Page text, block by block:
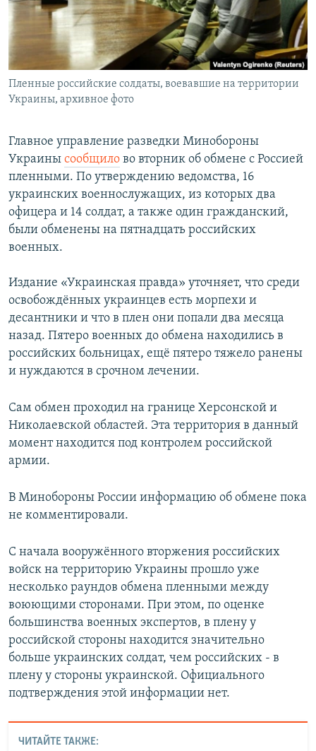
Пленные российские солдаты, воевавшие на территории
Украины, архивное фото
Главное управление разведки Минобороны
Украины сообщило во вторник об обмене с Россией
пленными. По утверждению ведомства, 16
украинских военнослужащих, из которых два
офицера и 14 солдат, а также один гражданский,
были обменены на пятнадцать российских
военных.
Издание «Украинская правда» уточняет, что среди
освобождённых украинцев есть морпехи и
десантники и что в плен они попали два месяца
назад. Пятеро военных до обмена находились в
российских больницах, ещё пятеро тяжело ранены
и нуждаются в срочном лечении.
Сам обмен проходил на границе Херсонской и
Николаевской областей. Эта территория в данный
момент находится под контролем российской
армии.
В Минобороны России информацию об обмене пока
не комментировали.
С начала вооружённого вторжения российских
войск на территорию Украины прошло уже
несколько раундов обмена пленными между
воюющими сторонами. При этом, по оценке
большинства военных экспертов, в плену у
российской стороны находится значительно
больше украинских солдат, чем российских - в
плену у стороны украинской. Официального
подтверждения этой информации нет.
ЧИТАЙТЕ ТАКЖЕ: